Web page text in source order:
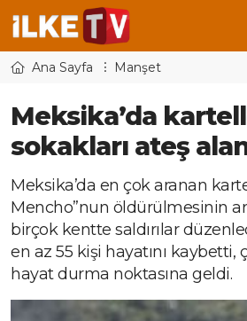
Ana Sayfa Manşet
Meksika’da
sokakları ateş
Meksika’da en çok aranan
Mencho”nun öldürülmesinin
birçok kentte saldırılar
en az 55 kişi hayatını kaybetti,
hayat durma noktasına geldi.